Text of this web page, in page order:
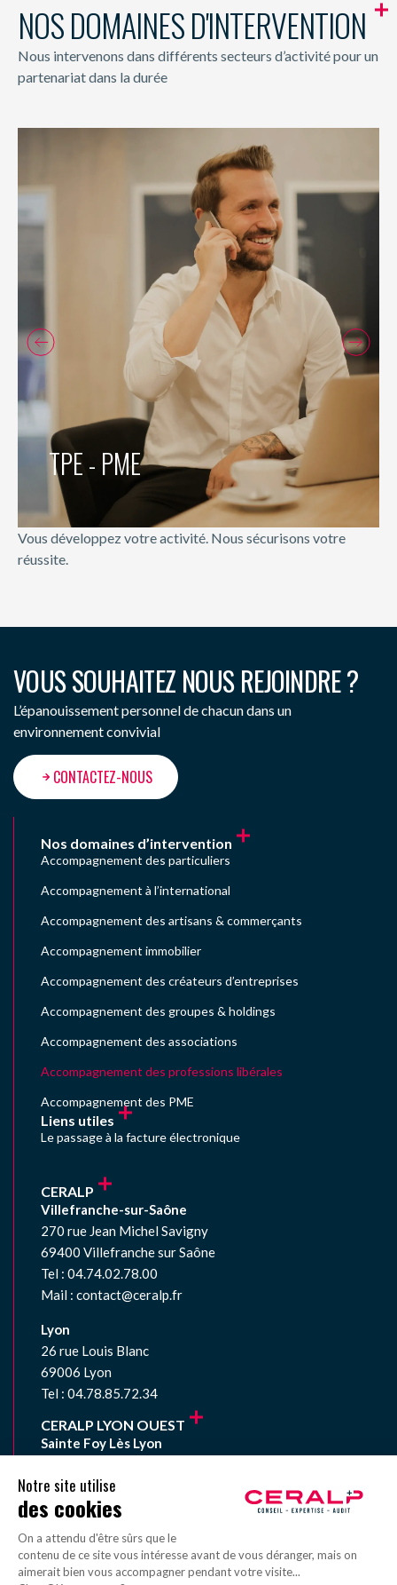
NOS DOMAINES D'INTERVENTION
Nous intervenons dans différents secteurs d’activité pour un
partenariat dans la durée
TPE - PME
TPE - PME
Vous développez votre activité. Nous sécurisons votre
réussite.
VOUS SOUHAITEZ NOUS REJOINDRE ?
L’épanouissement personnel de chacun dans un
environnement convivial
CONTACTEZ-NOUS
Nos domaines d’intervention
Accompagnement des particuliers
Accompagnement à l’international
Accompagnement des artisans & commerçants
Accompagnement immobilier
Accompagnement des créateurs d’entreprises
Accompagnement des groupes & holdings
Accompagnement des associations
Accompagnement des professions libérales
Accompagnement des PME
Liens utiles
Le passage à la facture électronique
CERALP
Villefranche-sur-Saône
270 rue Jean Michel Savigny
69400 Villefranche sur Saône
Tel : 04.74.02.78.00
Mail : contact@ceralp.fr
Lyon
26 rue Louis Blanc
69006 Lyon
Tel : 04.78.85.72.34
CERALP LYON OUEST
Sainte Foy Lès Lyon
69110 Sainte Foy Lès Lyon
Tel : 04.78.59.01.67